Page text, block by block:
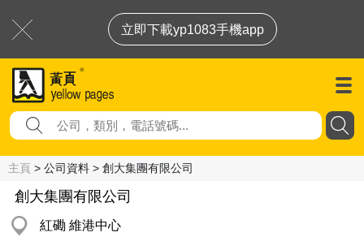
立即下載yp1083手機app
主頁 > 公司資料 > 創大集團有限公司
創大集團有限公司
紅磡 維港中心